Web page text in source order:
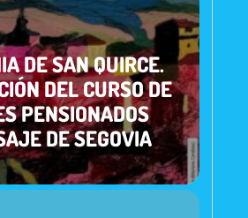
DE SAN QUIRCE.
DEL CURSO DE
PENSIONADOS
DE SEGOVIA